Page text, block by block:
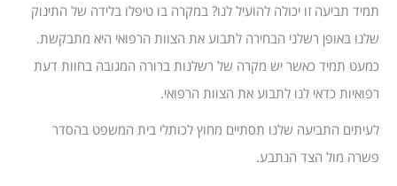
תמיד תביעה זו יכולה להועיל לנו? במקרה בו טיפלו בלידה של התינוק
שלנו באופן רשלני הבחירה לתבוע את הצוות הרפואי היא מתבקשת.
כמעט תמיד כאשר יש מקרה של רשלנות ברורה המגובה בחוות דעת
רפואיות כדאי לנו לתבוע את הצוות הרפואי.
לעיתים התביעה שלנו תסתיים מחוץ לכותלי בית המשפט בהסדר
פשרה מול הצד הנתבע.